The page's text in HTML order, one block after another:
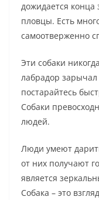
дожидается
пловцы. Есть
самоотверженно
Эти собаки
лабрадор
постарайтесь
Собаки
людей.
Люди умеют
от них получают
является
Собака – это